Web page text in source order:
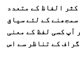
= "فونٹ ویٹ: 400 ؛"> اکثر الفاظ کے متعدد
کے لئے سیاق
آپ کسی لفظ کے معنی
کے تناظر سے اس